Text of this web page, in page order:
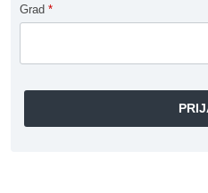
Grad *